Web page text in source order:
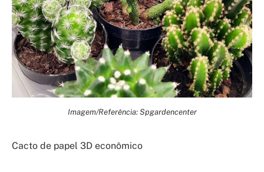
Imagem/Referência: Spgardencenter
Cacto de papel 3D econômico